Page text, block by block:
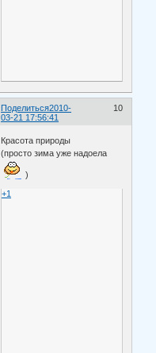
Поделиться 10
2010-
03-21 17:56:41
Красота природы
(просто зима уже надоела
)
+1